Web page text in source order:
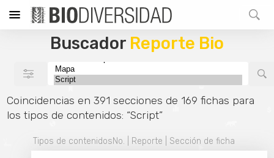
Buscador Reporte Bio
Coincidencias en 391 secciones de 169 fichas para
los tipos de contenidos: “Script”
Tipos de contenidosNo. | Reporte | Sección de ficha